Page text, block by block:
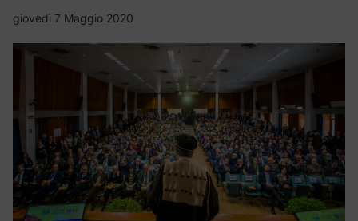
giovedì 7 Maggio 2020